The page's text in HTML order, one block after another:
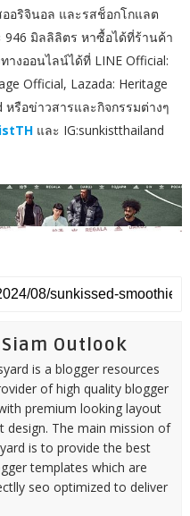
อริจินอล และรสช็อกโกแลต
มิลลิลิตร หาซื้อได้ที่ร้านค้า
งออนไลน์ได้ที่ LINE Official:
Official, Lazada: Heritage
หรือข่าวสารและกิจกรรมต่างๆ
และ IG:sunkistthailand
Outlook
is a blogger resources
of high quality blogger
premium looking layout
design. The main mission of
is to provide the best
templates which are
seo optimized to deliver